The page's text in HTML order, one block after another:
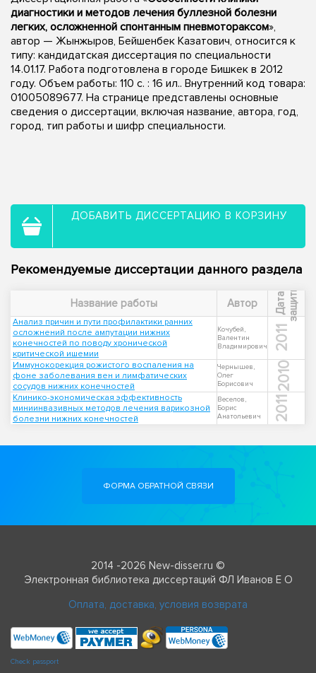
диагностики и методов лечения буллезной болезни
легких, осложненной спонтанным пневмотораксом»,
автор — Жынжыров, Бейшенбек Казатович, относится к
типу: кандидатская диссертация по специальности
14.01.17. Работа подготовлена в городе Бишкек в 2012
году. Объем работы: 110 с. : 16 ил.. Внутренний код товара:
01005089677. На странице представлены основные
сведения о диссертации, включая название, автора, год,
город, тип работы и шифр специальности.
ДОБАВИТЬ ДИССЕРТАЦИЮ В КОРЗИНУ
Рекомендуемые диссертации данного раздела
Название работы Автор Д
а
т
а
з
а
щ
и
т ы
Анализ причин и пути профилактики ранних
осложнений после ампутации нижних
конечностей по поводу хронической
критической ишемии
Кочубей,
Валентин
Владимирович
2011
Иммунокорекция рожистого воспаления на
фоне заболевания вен и лимфатических
сосудов нижних конечностей
Чернышев,
Олег
Борисович
2010
Клинико-экономическая эффективность
миниинвазивных методов лечения варикозной
болезни нижних конечностей
Веселов,
Борис
Анатольевич
2011
ФОРМА ОБРАТНОЙ СВЯЗИ
2014 -2026 New-disser.ru ©
Электронная библиотека диссертаций ФЛ Иванов Е О
Оплата, доставка, условия возврата
Check passport